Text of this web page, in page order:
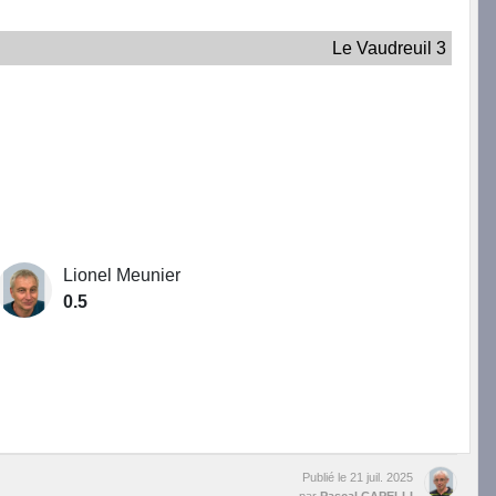
Le Vaudreuil 3
Lionel Meunier
0.5
Publié le 21 juil. 2025